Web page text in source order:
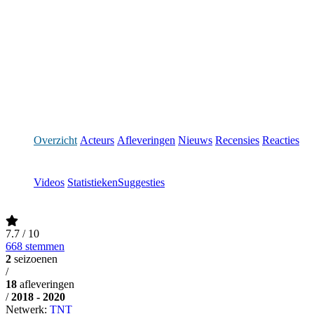
Overzicht Acteurs Afleveringen Nieuws Recensies Reacties
Videos StatistiekenSuggesties
7.7 / 10
668 stemmen
2 seizoenen
/
18 afleveringen
/ 2018 - 2020
Netwerk: TNT